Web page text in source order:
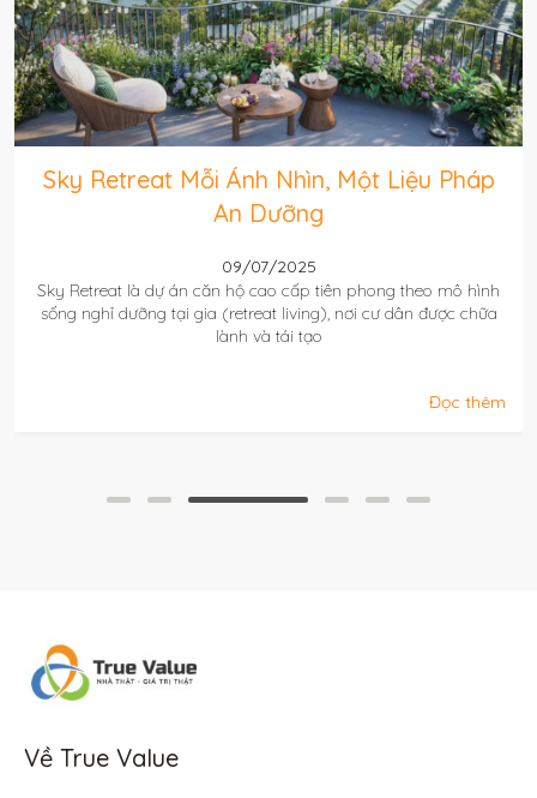
Sky Retreat Vườn Mây Trên Cao Đặc
Quyền Với Tầm View Triệu Đô
09/07/2025
Sky Retreat là dự án căn hộ cao cấp được phát triển theo xu
hướng nghỉ dưỡng tại gia (retreat living), mang đến không gian
sống tĩnh tại
Đọc thêm
Về True Value